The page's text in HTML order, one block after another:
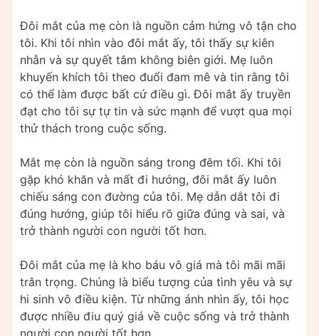
Đôi mắt của mẹ còn là nguồn cảm hứng vô tận cho
tôi. Khi tôi nhìn vào đôi mắt ấy, tôi thấy sự kiên
nhẫn và sự quyết tâm không biên giới. Mẹ luôn
khuyến khích tôi theo đuổi đam mê và tin rằng tôi
có thể làm được bất cứ điều gì. Đôi mắt ấy truyền
đạt cho tôi sự tự tin và sức mạnh để vượt qua mọi
thử thách trong cuộc sống.
Mắt mẹ còn là nguồn sáng trong đêm tối. Khi tôi
gặp khó khăn và mất đi hướng, đôi mắt ấy luôn
chiếu sáng con đường của tôi. Mẹ dẫn dắt tôi đi
đúng hướng, giúp tôi hiểu rõ giữa đúng và sai, và
trở thành người con người tốt hơn.
Đôi mắt của mẹ là kho báu vô giá mà tôi mãi mãi
trân trọng. Chúng là biểu tượng của tình yêu và sự
hi sinh vô điều kiện. Từ những ánh nhìn ấy, tôi học
được nhiều điu quý giá về cuộc sống và trở thành